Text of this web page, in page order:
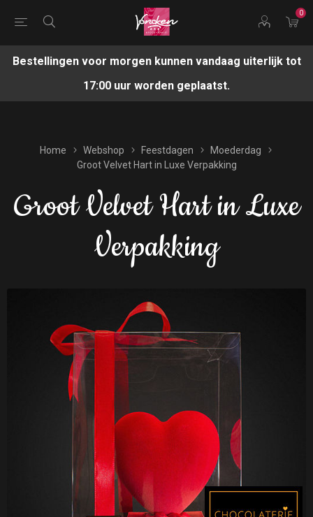
0
Bestellingen voor morgen kunnen vandaag uiterlijk tot
17:00 uur worden geplaatst.
Home Webshop Feestdagen
Moederdag
Groot Velvet Hart in Luxe Verpakking
Groot Velvet Hart in Luxe
Verpakking